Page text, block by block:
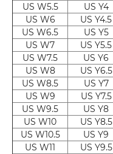
US W5.5
US Y4
US W6
US Y4.5
US W6.5
US Y5
US W7
US Y5.5
US W7.5
US Y6
US W8
US Y6.5
US W8.5
US Y7
US W9
US Y7.5
US W9.5
US Y8
US W10
US Y8.5
US W10.5
US Y9
US W11
US Y9.5